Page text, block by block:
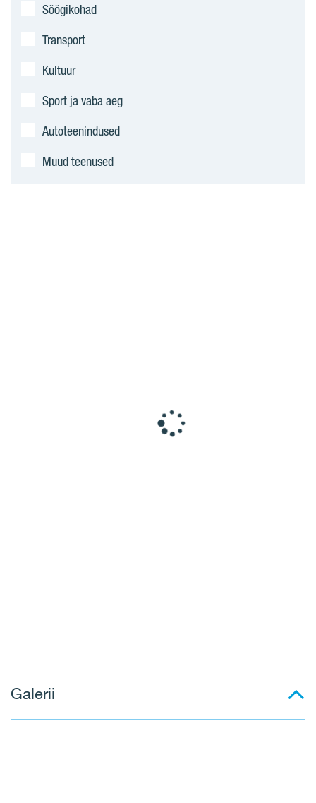
Söögikohad
Transport
Kultuur
Sport ja vaba aeg
Autoteenindused
Muud teenused
Galerii